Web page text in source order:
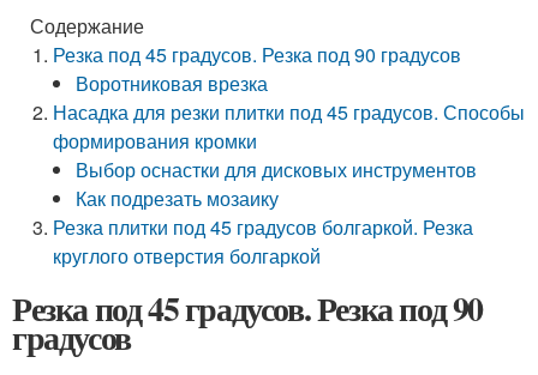
Содержание
Резка под 45 градусов. Резка под 90 градусов
Воротниковая врезка
Насадка для резки плитки под 45 градусов. Способы
формирования кромки
Выбор оснастки для дисковых инструментов
Как подрезать мозаику
Резка плитки под 45 градусов болгаркой. Резка
круглого отверстия болгаркой
Резка под 45 градусов. Резка под 90
градусов